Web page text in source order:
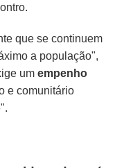
que se continuem
a população",
umempenho
e comunitário